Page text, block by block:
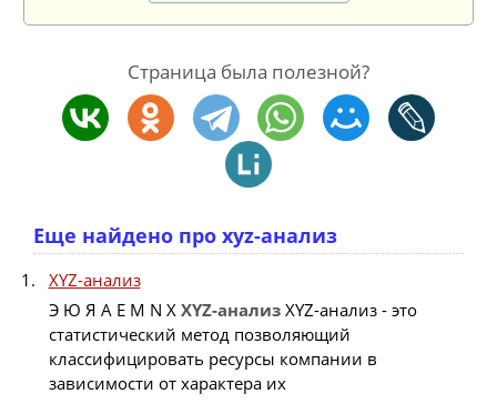
Страница была полезной?
Еще найдено про xyz-анализ
XYZ-анализ
Э Ю Я A E M N X XYZ-анализXYZ-анализ - это
статистический метод позволяющий
классифицировать ресурсы компании в
зависимости от характера их